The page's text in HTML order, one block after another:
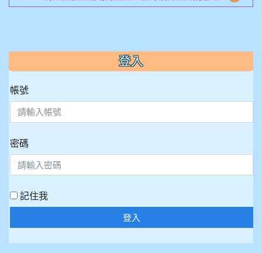
::: 登入
帳號
密碼
記住我
登入